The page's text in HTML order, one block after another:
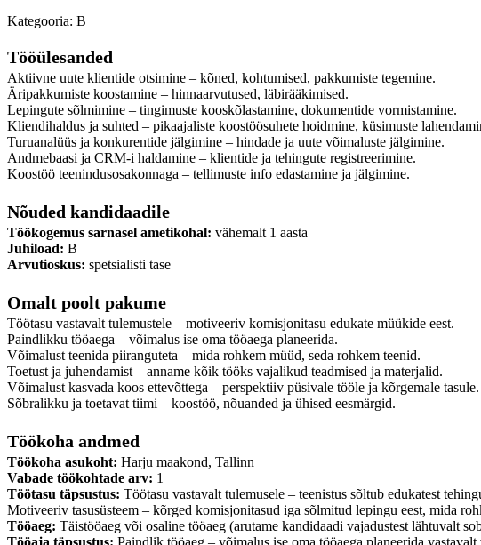
Kategooria: B
Tööülesanded
Aktiivne uute klientide otsimine – kõned, kohtumised, pakkumiste tegemine.
Äripakkumiste koostamine – hinnaarvutused, läbirääkimised.
Lepingute sõlmimine – tingimuste kooskõlastamine, dokumentide vormistamine.
Kliendihaldus ja suhted – pikaajaliste koostöösuhete hoidmine, küsimuste
Turuanalüüs ja konkurentide jälgimine – hindade ja uute võimaluste jälgimine.
Andmebaasi ja CRM-i haldamine – klientide ja tehingute registreerimine.
Koostöö teenindusosakonnaga – tellimuste info edastamine ja jälgimine.
Nõuded kandidaadile
Töökogemus sarnasel ametikohal: vähemalt 1 aasta
Juhiload: B
Arvutioskus: spetsialisti tase
Omalt poolt pakume
Töötasu vastavalt tulemustele – motiveeriv komisjonitasu edukate müükide eest.
Paindlikku tööaega – võimalus ise oma tööaega planeerida.
Võimalust teenida piiranguteta – mida rohkem müüd, seda rohkem teenid.
Toetust ja juhendamist – anname kõik tööks vajalikud teadmised ja materjalid.
Võimalust kasvada koos ettevõttega – perspektiiv püsivale tööle ja kõrgemale tasule.
Sõbralikku ja toetavat tiimi – koostöö, nõuanded ja ühised eesmärgid.
Töökoha andmed
Töökoha asukoht: Harju maakond, Tallinn
Vabade töökohtade arv: 1
Töötasu täpsustus: Töötasu vastavalt tulemusele – teenistus sõltub edukatest
Motiveeriv tasusüsteem – kõrged komisjonitasud iga sõlmitud lepingu eest, mida
Tööaeg: Täistööaeg või osaline tööaeg (arutame kandidaadi vajadustest lähtuvalt